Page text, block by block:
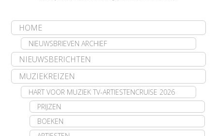
HOME
NIEUWSBRIEVEN ARCHIEF
NIEUWSBERICHTEN
MUZIEKREIZEN
HART VOOR MUZIEK TV-ARTIESTENCRUISE 2026
PRIJZEN
BOEKEN